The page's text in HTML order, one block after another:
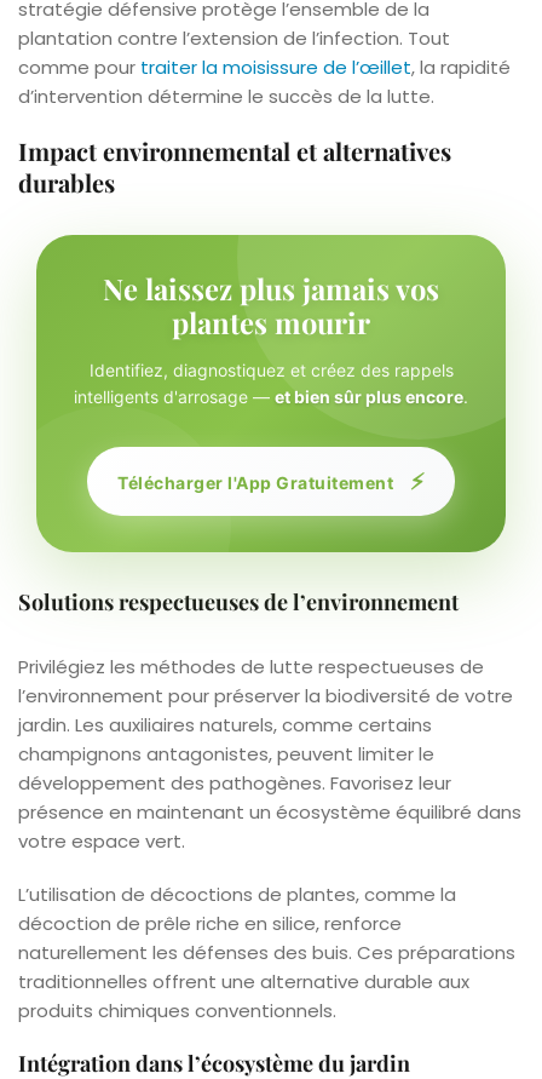
stratégie défensive protège l’ensemble de la
plantation contre l’extension de l’infection. Tout
comme pour traiter la moisissure de l’œillet, la rapidité
d’intervention détermine le succès de la lutte.
Impact environnemental et alternatives
durables
Ne laissez plus jamais vos
plantes mourir
Identifiez, diagnostiquez et créez des rappels
intelligents d'arrosage — et bien sûr plus encore.
Télécharger l'App Gratuitement ⚡
Solutions respectueuses de l’environnement
Privilégiez les méthodes de lutte respectueuses de
l’environnement pour préserver la biodiversité de votre
jardin. Les auxiliaires naturels, comme certains
champignons antagonistes, peuvent limiter le
développement des pathogènes. Favorisez leur
présence en maintenant un écosystème équilibré dans
votre espace vert.
L’utilisation de décoctions de plantes, comme la
décoction de prêle riche en silice, renforce
naturellement les défenses des buis. Ces préparations
traditionnelles offrent une alternative durable aux
produits chimiques conventionnels.
Intégration dans l’écosystème du jardin